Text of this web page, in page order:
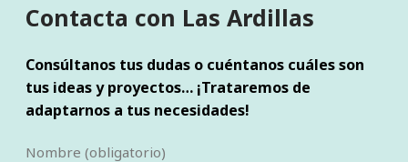
Contacta con Las Ardillas
Consúltanos tus dudas o cuéntanos cuáles son
tus ideas y proyectos… ¡Trataremos de
adaptarnos a tus necesidades!
Nombre (obligatorio)